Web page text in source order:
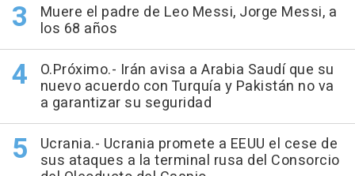
Muere el padre de Leo Messi, Jorge Messi, a
los 68 años
O.Próximo.- Irán avisa a Arabia Saudí que su
nuevo acuerdo con Turquía y Pakistán no va
a garantizar su seguridad
Ucrania.- Ucrania promete a EEUU el cese de
sus ataques a la terminal rusa del Consorcio